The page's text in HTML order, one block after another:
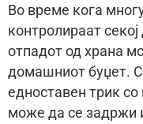
Во време кога
контролираат
отпадот од храна
домашниот буџет.
едноставен трик со
може да се задржи